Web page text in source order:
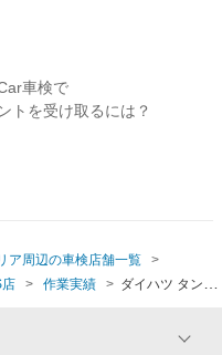
車検で
トを受け取るには？
ア周辺の車検店舗一覧
作業実績
ダイハツ タント